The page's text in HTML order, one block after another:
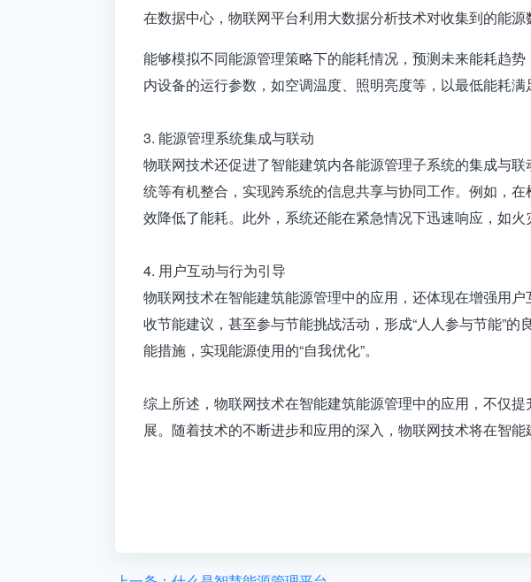
在数据中心，物联网平台利用大数据分析技术对收集到的能
能够模拟不同能源管理策略下的能耗情况，预测未来能耗趋
内设备的运行参数，如空调温度、照明亮度等，以最低能耗
3. 能源管理系统集成与联动
物联网技术还促进了智能建筑内各能源管理子系统的集成与
统等有机整合，实现跨系统的信息共享与协同工作。例如，
效降低了能耗。此外，系统还能在紧急情况下迅速响应，如火
4. 用户互动与行为引导
物联网技术在智能建筑能源管理中的应用，还体现在增强用
收节能建议，甚至参与节能挑战活动，形成“人人参与节能”
能措施，实现能源使用的“自我优化”。
综上所述， 物联网技术在智能建筑能源管理中的应用 ，不仅
展。随着技术的不断进步和应用的深入，物联网技术将在智